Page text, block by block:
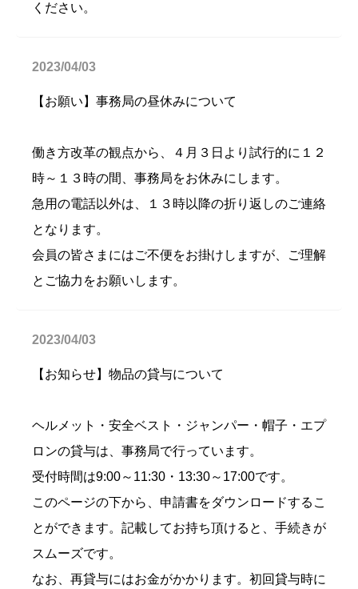
ください。
2023/04/03
【お願い】事務局の昼休みについて
働き方改革の観点から、４月３日より試行的に１２
時～１３時の間、事務局をお休みにします。
急用の電話以外は、１３時以降の折り返しのご連絡
となります。
会員の皆さまにはご不便をお掛けしますが、ご理解
とご協力をお願いします。
2023/04/03
【お知らせ】物品の貸与について
ヘルメット・安全ベスト・ジャンパー・帽子・エプ
ロンの貸与は、事務局で行っています。
受付時間は9:00～11:30・13:30～17:00です。
このページの下から、申請書をダウンロードするこ
とができます。記載してお持ち頂けると、手続きが
スムーズです。
なお、再貸与にはお金がかかります。初回貸与時に